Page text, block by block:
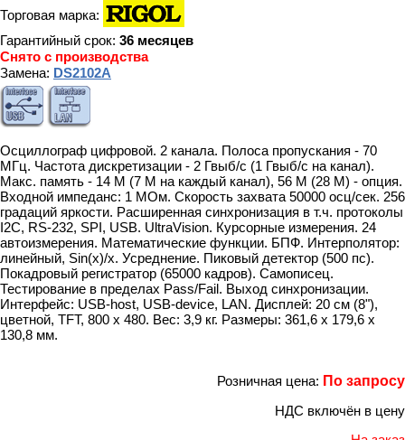
Торговая марка:
Гарантийный срок: 36 месяцев
Снято с производства
Замена: DS2102A
Осциллограф цифровой. 2 канала. Полоса пропускания - 70
МГц. Частота дискретизации - 2 Гвыб/с (1 Гвыб/с на канал).
Макс. память - 14 М (7 М на каждый канал), 56 M (28 М) - опция.
Входной импеданс: 1 МОм. Скорость захвата 50000 осц/сек. 256
градаций яркости. Расширенная синхронизация в т.ч. протоколы
I2C, RS-232, SPI, USB. UltraVision. Курсорные измерения. 24
автоизмерения. Математические функции. БПФ. Интерполятор:
линейный, Sin(x)/x. Усреднение. Пиковый детектор (500 пс).
Покадровый регистратор (65000 кадров). Самописец.
Тестирование в пределах Pass/Fail. Выход синхронизации.
Интерфейс: USB-host, USB-device, LAN. Дисплей: 20 см (8"),
цветной, TFT, 800 х 480. Вес: 3,9 кг. Размеры: 361,6 x 179,6 x
130,8 мм.
Розничная цена: По запросу
НДС включён в цену